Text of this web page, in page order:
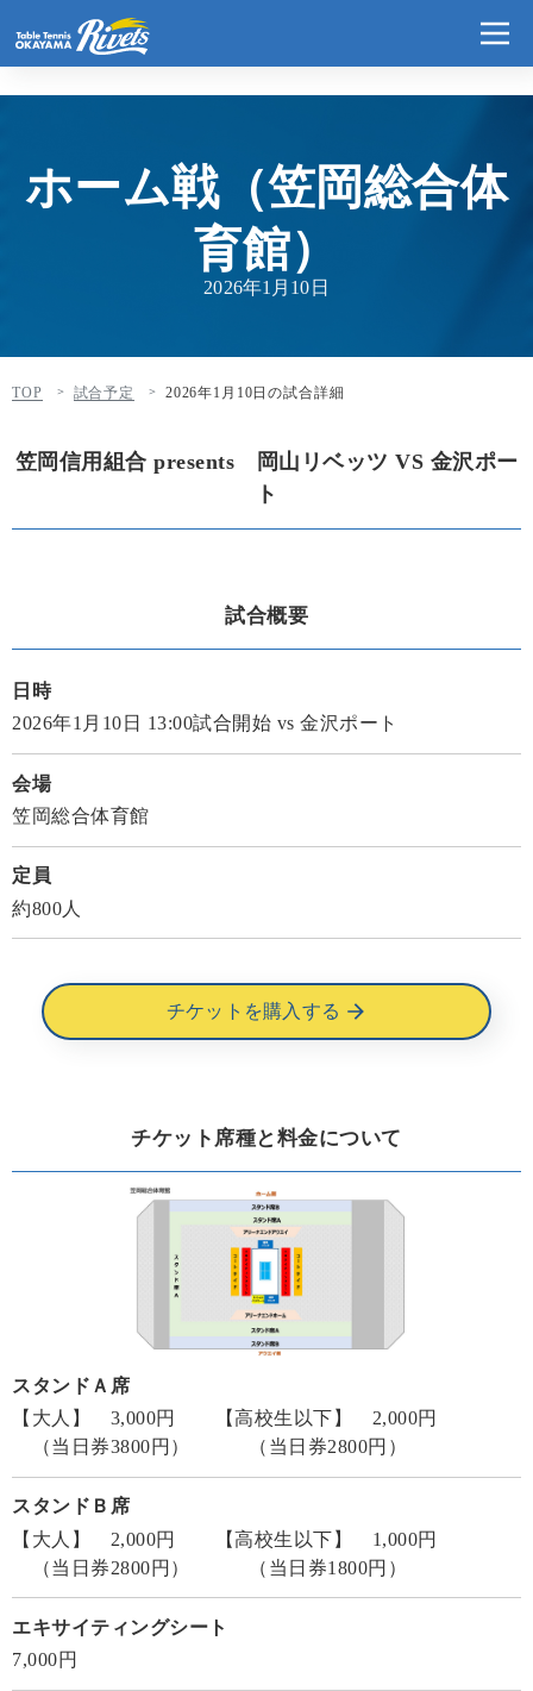
ホーム戦（笠岡総合体
育館）
2026年1月10日
TOP 試合予定 2026年1月10日の試合詳細
笠岡信用組合 presents 岡山リベッツ VS 金沢ポー
ト
試合概要
日時
2026年1月10日 13:00試合開始 vs 金沢ポート
会場
笠岡総合体育館
定員
約800人
チケットを購入する
チケット席種と料金について
スタンドＡ席
【大人】 3,000円 【高校生以下】 2,000円
（当日券3800円） （当日券2800円）
スタンドＢ席
【大人】 2,000円 【高校生以下】 1,000円
（当日券2800円） （当日券1800円）
エキサイティングシート
7,000円